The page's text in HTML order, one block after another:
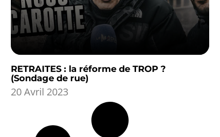
RETRAITES : la réforme de TROP ?
(Sondage de rue)
20 Avril 2023